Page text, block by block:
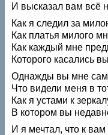
И высказал вам всё
Как я следил за
Как платья милого
Как каждый мне
Которого касались
Однажды вы мне
Что видели меня в
Как я устами к
В котором вы
И я мечтал, что к вам